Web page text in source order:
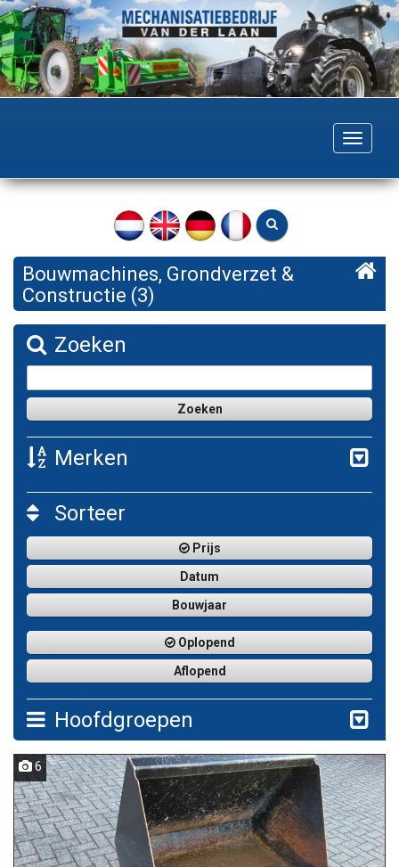
Bouwmachines, Grondverzet &
Constructie (3)
Zoeken
Merken
Sorteer
Prijs
Datum
Bouwjaar
Oplopend
Aflopend
Hoofdgroepen
6